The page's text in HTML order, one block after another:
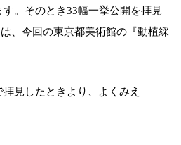
。そのとき33幅一挙公開を拝見
、今回の東京都美術館の『動植綵
見したときより、よくみえ